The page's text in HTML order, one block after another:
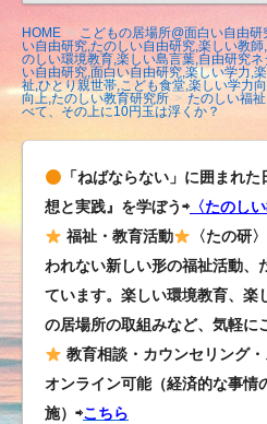
ト
HOME
こどもの居場所@面白い自由
い自由研究,たのしい自由研究,楽しい教
のしい環境教育,楽しい島言葉,自由研究
い自由研究,面白い自由研究,楽しい学力,
祉,ひとり親世帯,こども食堂,楽しい学力
向上,たのしい教育研究所
たのしい福
べて、その上に10円玉は浮くか？
「ねばならない」に囲まれ
想と実践』を学ぼう⇨ 〈たのし
福祉・教育活動
〈たの研
われない新しい形の福祉活動、
ています。楽しい環境教育、楽
の居場所の取組みなど、気軽に
教育相談・カウンセリング
オンライン可能（経済的な事情
施）⇨こちら